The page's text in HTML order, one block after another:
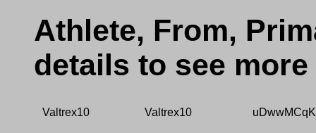
Athlete, From,
details to see more
Valtrex10 Valtrex10